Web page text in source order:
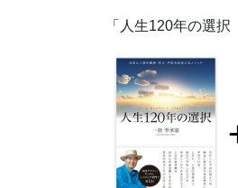
「人生120年の選